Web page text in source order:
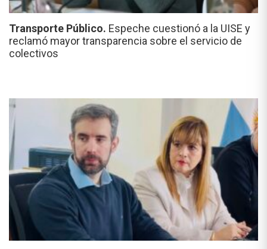
Transporte Público. Espeche cuestionó a la UISE y
reclamó mayor transparencia sobre el servicio de
colectivos